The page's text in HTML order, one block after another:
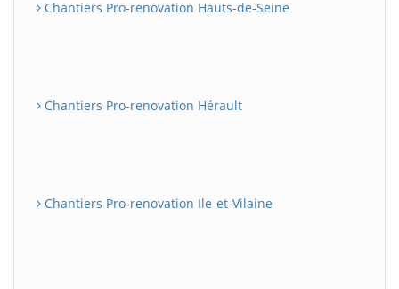
Chantiers Pro-renovation Hauts-de-Seine
Chantiers Pro-renovation Hérault
Chantiers Pro-renovation Ile-et-Vilaine